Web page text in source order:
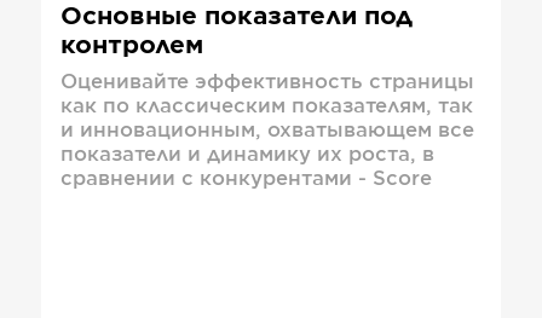
Основные показатели под
контролем
Оценивайте эффективность страницы
как по классическим показателям, так
и инновационным, охватывающем все
показатели и динамику их роста, в
сравнении с конкурентами - Score